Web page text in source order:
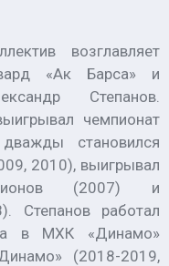
возглавляет
«Ак Барса» и
Степанов.
чемпионат
становился
2010), выигрывал
(2007) и
Степанов работал
в МХК «Динамо»
(2018-2019,